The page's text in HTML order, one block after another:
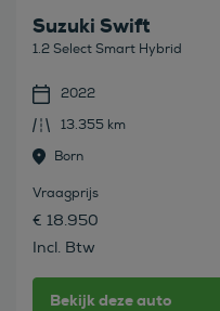
Suzuki Swift
1.2 Select Smart Hybrid
2022
13.355 km
Born
Vraagprijs
€ 18.950
Incl. Btw
Bekijk deze auto